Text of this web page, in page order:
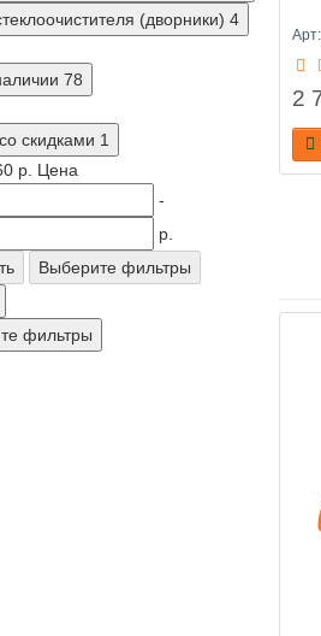
(дворники) 4
78
cкидками 1
р. Цена
-
р.
Выберите фильтры
фильтры
2